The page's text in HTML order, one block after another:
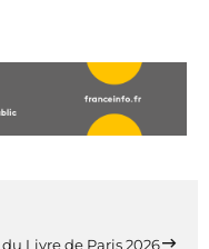
Livre de Paris 2026